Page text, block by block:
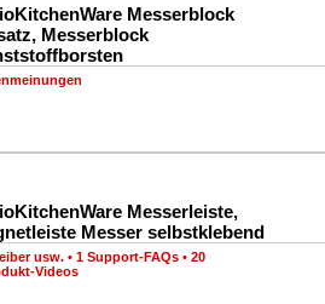
Messerblock
Messerblock
Messerleiste,
Messer selbstklebend
usw. • 1 Support-FAQs • 20
Videos